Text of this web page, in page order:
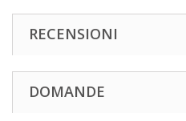
RECENSIONI
DOMANDE